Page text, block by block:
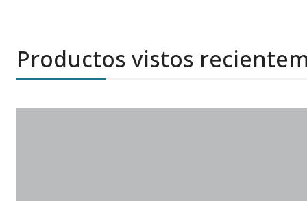
Productos vistos